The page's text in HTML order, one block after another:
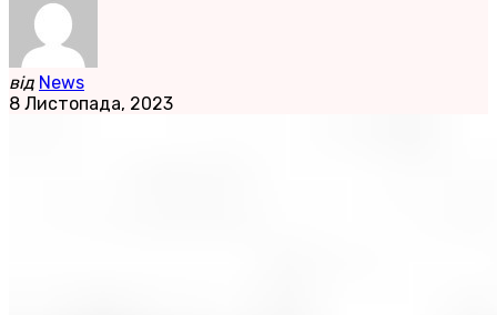
від News
8 Листопада, 2023